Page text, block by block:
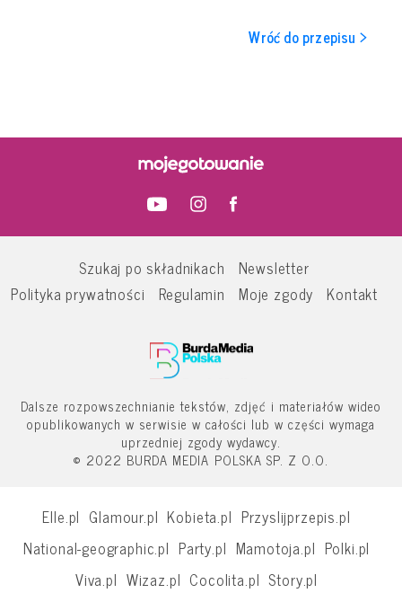
Wróć do przepisu >
Szukaj po składnikach
Newsletter
Polityka prywatności
Regulamin Moje zgody Kontakt
Dalsze rozpowszechnianie tekstów, zdjęć i materiałów wideo
opublikowanych w serwisie w całości lub w części wymaga
uprzedniej zgody wydawcy.
© 2022 BURDA MEDIA POLSKA SP. Z O.O.
Elle.pl Glamour.pl Kobieta.pl Przyslijprzepis.pl
National-geographic.pl Party.pl Mamotoja.pl Polki.pl
Viva.pl Wizaz.pl Cocolita.pl Story.pl